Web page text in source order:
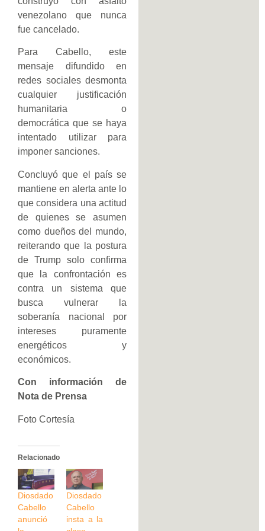
venezolano que nunca
fue cancelado.
Para Cabello, este
mensaje difundido en
redes sociales desmonta
cualquier justificación
humanitaria o
democrática que se haya
intentado utilizar para
imponer sanciones.
Concluyó que el país se
mantiene en alerta ante lo
que considera una actitud
de quienes se asumen
como dueños del mundo,
reiterando que la postura
de Trump solo confirma
que la confrontación es
contra un sistema que
busca vulnerar la
soberanía nacional por
intereses puramente
energéticos y
económicos.
Con información de
Nota de Prensa
Foto Cortesía
Relacionado
Diosdado
Cabello
anunció
Diosdado
Cabello
insta a la